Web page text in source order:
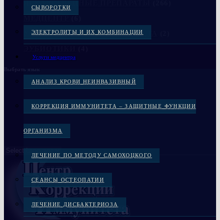
СЫВОРОТКИ
ЭЛЕКТРОЛИТЫ И ИХ КОМБИНАЦИИ
Услуги медцентра
АНАЛИЗ КРОВИ НЕИНВАЗИВНЫЙ
КОРРЕКЦИЯ ИММУНИТЕТА – ЗАЩИТНЫЕ ФУНКЦИИ
ОРГАНИЗМА
ЛЕЧЕНИЕ ПО МЕТОДУ САМОХОЦКОГО
СЕАНСЫ ОСТЕОПАТИИ
ЛЕЧЕНИЕ ДИСБАКТЕРИОЗА
ЛЕКАРСТВЕННЫЕ ПРЕПАРАТЫ
УКРЕПЛЕНИЕ КОСТЕЙ СКЕЛЕТА
Выбрать язык